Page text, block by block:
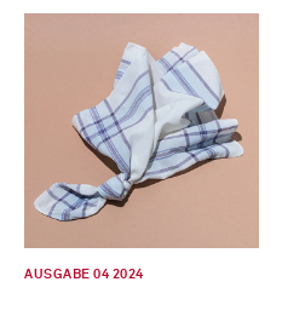
AUSGABE 04 2024